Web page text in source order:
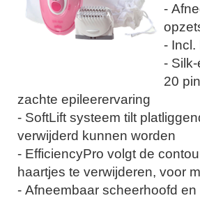
-
- Incl.
-
20
zachte epileerervaring
- SoftLift systeem tilt
verwijderd kunnen worden
- EfficiencyPro volgt de
haartjes te verwijderen, voor
- Afneembaar scheerhoofd